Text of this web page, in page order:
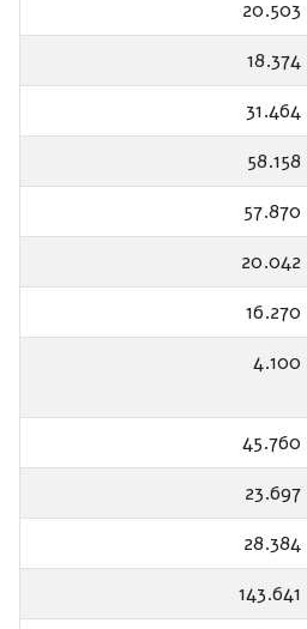
20.503
18.374
31.464
58.158
57.870
20.042
16.270
4.100
45.760
23.697
28.384
143.641